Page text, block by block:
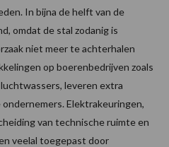
In bijna de helft van de
omdat de stal zodanig is
niet meer te achterhalen
op boerenbedrijven zoals
leveren extra
Elektrakeuringen,
van technische ruimte en
veelal toegepast door